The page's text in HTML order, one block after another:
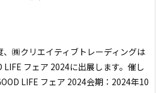
、㈱クリエイティブトレーディングは
LIFE フェア 2024に出展します。 催し
LIFE フェア 2024会期：2024年10